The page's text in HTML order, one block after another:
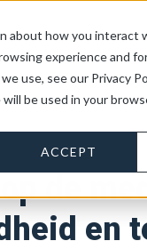
about how you interact
experience and
use, see our Privacy
be used in your
ACCEPT
de
en